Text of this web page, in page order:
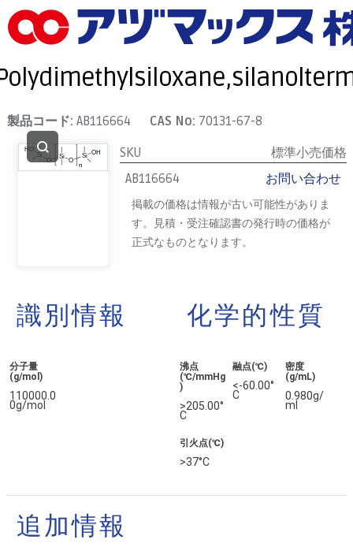
メニュー
お気に入り
カート
マイアカウント
主要取扱ブランド
製品コード: AB116664 CAS No: 70131-67-8
SKU
標準小売価格
AB116664
お問い合わせ
掲載の価格は情報が古い可能性がありま
す。見積・受注確認書の発行時の価格が
正式なものとなります。
識別情報
分子量
(g/mol)
110000.0
0g/mol
化学的性質
沸点
(℃/mmHg
)
>205.00°
C
融点(℃)
<-60.00°
C
密度
(g/mL)
0.980g/
ml
引火点(℃)
>37°C
追加情報